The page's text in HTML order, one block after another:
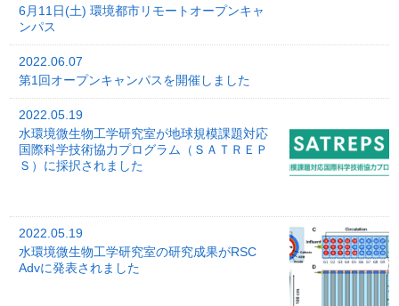
6月11日(土) 環境都市リモートオープンキャ
ンパス
2022.06.07
第1回オープンキャンパスを開催しました
2022.05.19
水環境微生物工学研究室が地球規模課題対応
国際科学技術協力プログラム（ＳＡＴＲＥＰ
Ｓ）に採択されました
2022.05.19
水環境微生物工学研究室の研究成果がRSC
Advに発表されました